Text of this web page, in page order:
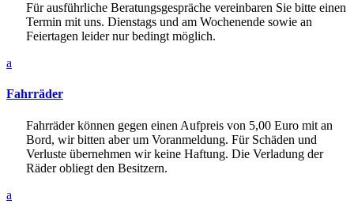
Für ausführliche Beratungsgespräche vereinbaren Sie bitte einen
Termin mit uns. Dienstags und am Wochenende sowie an
Feiertagen leider nur bedingt möglich.
a
Fahrräder
Fahrräder können gegen einen Aufpreis von 5,00 Euro mit an
Bord, wir bitten aber um Voranmeldung. Für Schäden und
Verluste übernehmen wir keine Haftung. Die Verladung der
Räder obliegt den Besitzern.
a